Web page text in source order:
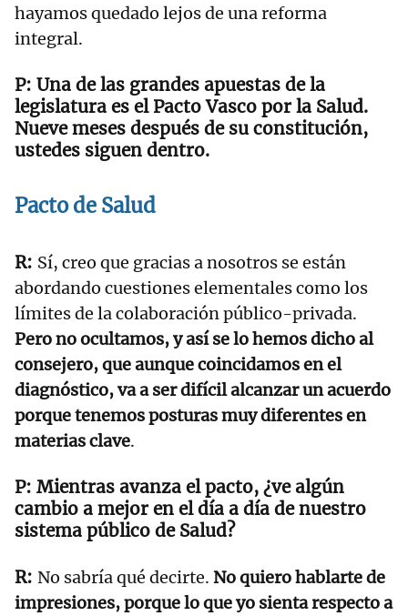
hayamos quedado lejos de una reforma
integral.
Una de las grandes apuestas de la
legislatura es el Pacto Vasco por la Salud.
Nueve meses después de su constitución,
ustedes siguen dentro.
Pacto de Salud
Sí, creo que gracias a nosotros se están
abordando cuestiones elementales como los
límites de la colaboración público-privada.
Pero no ocultamos, y así se lo hemos dicho al
consejero, que aunque coincidamos en el
diagnóstico, va a ser difícil alcanzar un acuerdo
porque tenemos posturas muy diferentes en
materias clave.
Mientras avanza el pacto, ¿ve algún
cambio a mejor en el día a día de nuestro
sistema público de Salud?
No sabría qué decirte. No quiero hablarte de
impresiones, porque lo que yo sienta respecto a